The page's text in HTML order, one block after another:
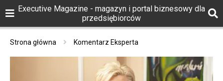
Executive Magazine - magazyn i portal biznesowy dla
przedsiębiorców
Strona główna Komentarz Eksperta